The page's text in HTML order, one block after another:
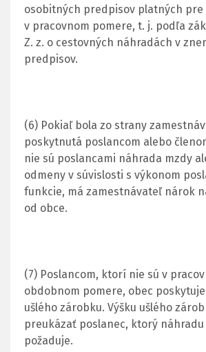
osobitných predpisov platných pre
v pracovnom pomere, t. j. podľa
Z. z. o cestovných náhradách v
predpisov.
(6) Pokiaľ bola zo strany
poskytnutá poslancom alebo
nie sú poslancami náhrada mzdy
odmeny v súvislosti s výkonom
funkcie, má zamestnávateľ nárok
od obce.
(7) Poslancom, ktorí nie sú v
obdobnom pomere, obec
ušlého zárobku. Výšku ušlého
preukázať poslanec, ktorý náhradu
požaduje.